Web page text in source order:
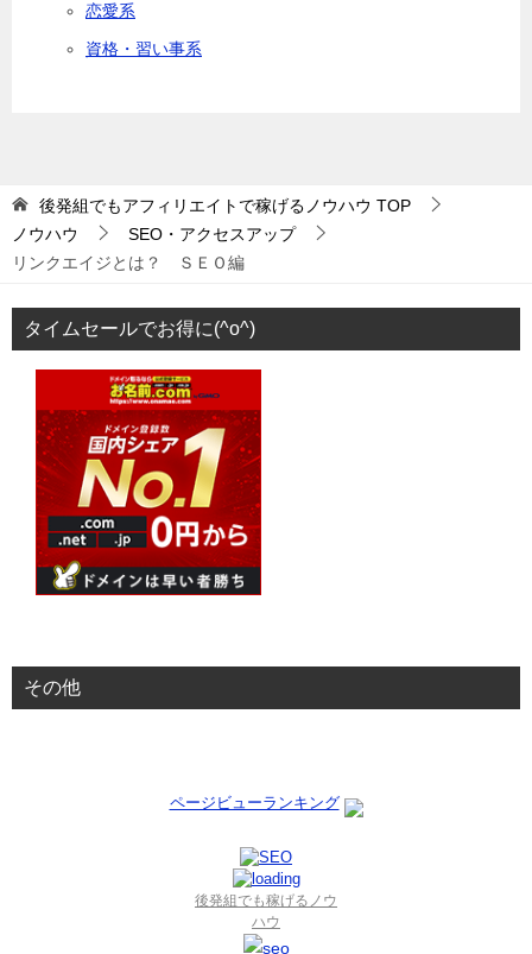
恋愛系
資格・習い事系
後発組でもアフィリエイトで稼げるノウハウ TOP
ノウハウ
SEO・アクセスアップ
リンクエイジとは？ ＳＥＯ編
タイムセールでお得に(^o^)
その他
ページビューランキング
後発組でも稼げるノウ
ハウ